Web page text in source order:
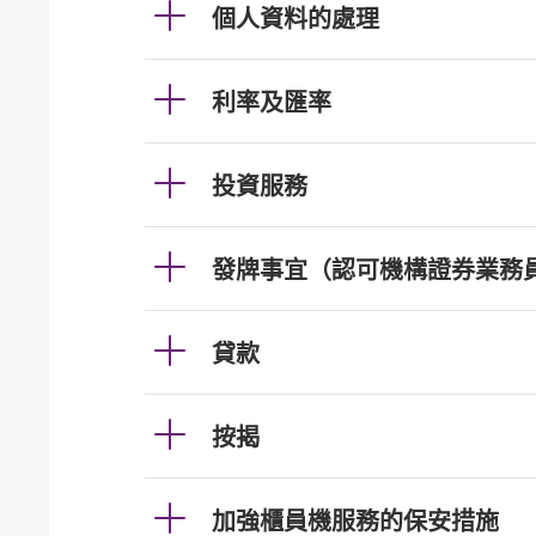
個人資料的處理
利率及匯率
投資服務
發牌事宜（認可機構證券業務
貸款
按揭
加強櫃員機服務的保安措施